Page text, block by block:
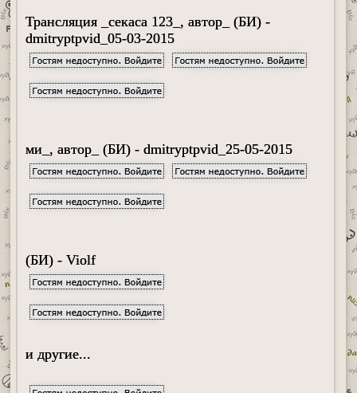
Трансляция _секаса 123_, автор_ (БИ) -
dmitryptpvid_05-03-2015
ми_, автор_ (БИ) - dmitryptpvid_25-05-2015
(БИ) - Violf
и другие...